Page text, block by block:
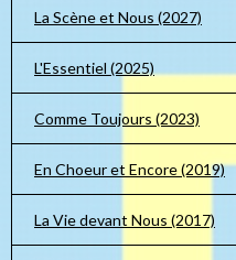
La Scène et Nous (2027)
L'Essentiel (2025)
Comme Toujours (2023)
En Choeur et Encore (2019)
La Vie devant Nous (2017)